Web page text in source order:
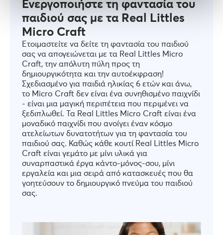
Ενεργοποιήστε τη φαντασία του
παιδιού σας με τα Real Littles
Micro Craft
Ετοιμαστείτε να δείτε τη φαντασία του παιδιού
σας να απογειώνεται με τα Real Littles Micro
Craft, την απόλυτη πύλη προς τη
δημιουργικότητα και την αυτοέκφραση!
Σχεδιασμένο για παιδιά ηλικίας 6 ετών και άνω,
το Micro Craft δεν είναι ένα συνηθισμένο παιχνίδι
- είναι μια μαγική περιπέτεια που περιμένει να
ξεδιπλωθεί. Τα Real Littles Micro Craft είναι ένα
μοναδικό παιχνίδι που ανοίγει έναν κόσμο
ατελείωτων δυνατοτήτων για τη φαντασία του
παιδιού σας. Καθώς κάθε κουτί Real Littles Micro
Craft είναι γεμάτο με μίνι υλικά για
συναρπαστικά έργα κάντο-μόνος-σου, μίνι
εργαλεία και μια σειρά από κατασκευές που θα
γοητεύσουν το δημιουργικό πνεύμα του παιδιού
σας.